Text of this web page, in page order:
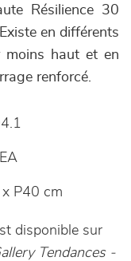
Résilience 30
en différents
moins haut et en
renforcé.
P40 cm
disponible sur
Tendances -